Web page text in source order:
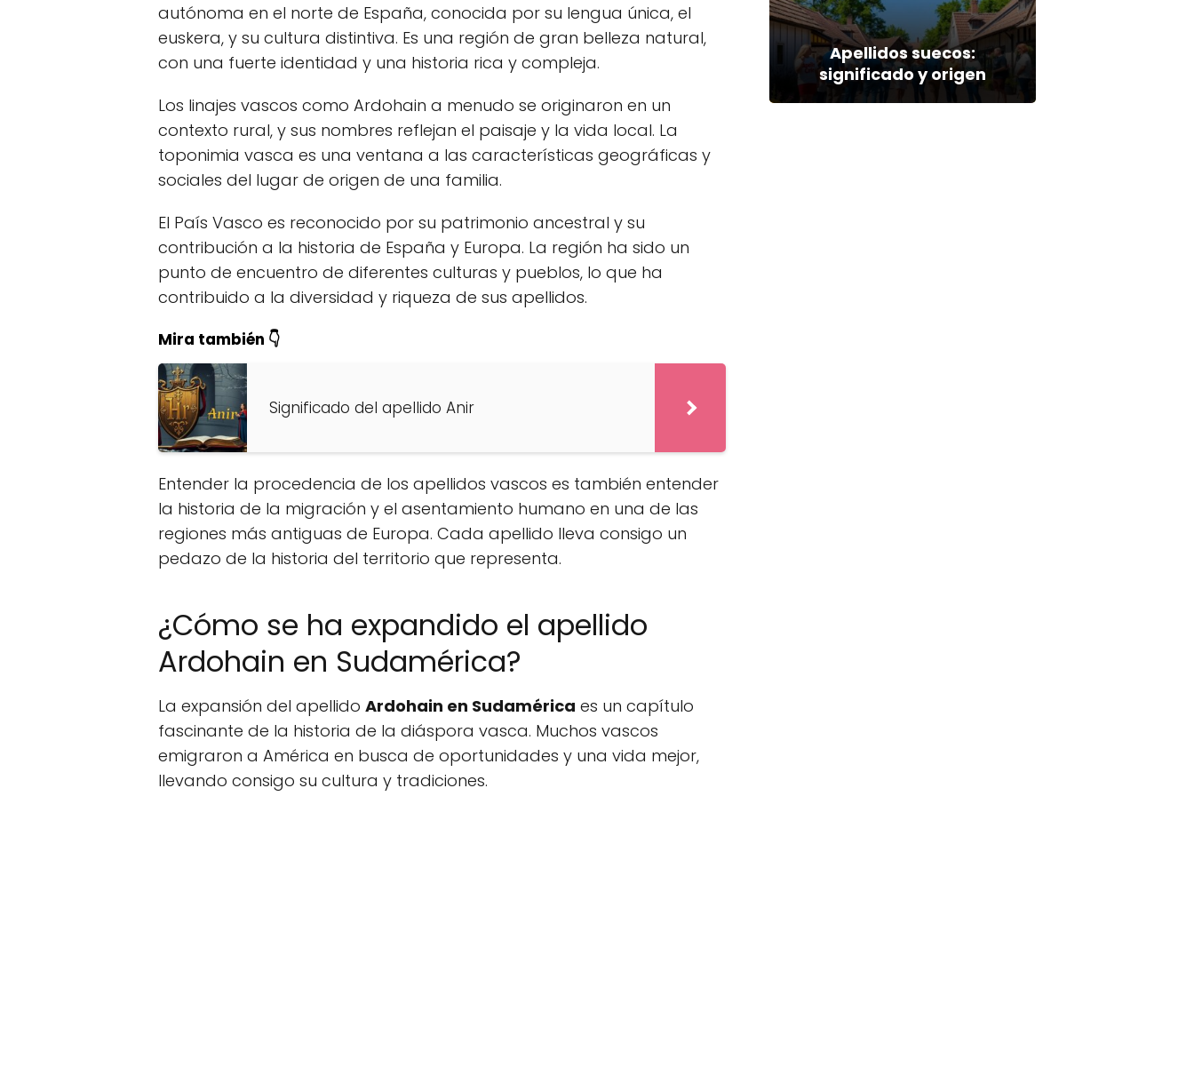
autónoma en el norte de España, conocida por su lengua única, el
euskera, y su cultura distintiva. Es una región de gran belleza natural,
con una fuerte identidad y una historia rica y compleja.
Los linajes vascos como Ardohain a menudo se originaron en un
contexto rural, y sus nombres reflejan el paisaje y la vida local. La
toponimia vasca es una ventana a las características geográficas y
sociales del lugar de origen de una familia.
El País Vasco es reconocido por su patrimonio ancestral y su
contribución a la historia de España y Europa. La región ha sido un
punto de encuentro de diferentes culturas y pueblos, lo que ha
contribuido a la diversidad y riqueza de sus apellidos.
Mira también 👇
Significado del apellido Anir
Entender la procedencia de los apellidos vascos es también entender
la historia de la migración y el asentamiento humano en una de las
regiones más antiguas de Europa. Cada apellido lleva consigo un
pedazo de la historia del territorio que representa.
¿Cómo se ha expandido el apellido
Ardohain en Sudamérica?
La expansión del apellido Ardohain en Sudamérica es un capítulo
fascinante de la historia de la diáspora vasca. Muchos vascos
emigraron a América en busca de oportunidades y una vida mejor,
llevando consigo su cultura y tradiciones.
Apellidos suecos:
significado y origen